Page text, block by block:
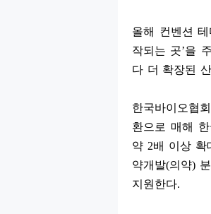
올해 컨벤션 테
작되는 곳’을
다 더 확장된
한국바이오협
환으로 매해
약 2배 이상 확
약개발(의약)
지원한다.